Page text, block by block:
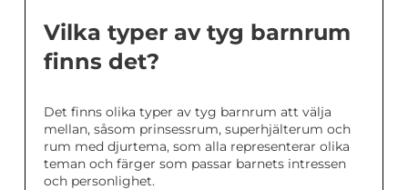
Vilka typer av tyg barnrum
finns det?
Det finns olika typer av tyg barnrum att välja
mellan, såsom prinsessrum, superhjälterum och
rum med djurtema, som alla representerar olika
teman och färger som passar barnets intressen
och personlighet.